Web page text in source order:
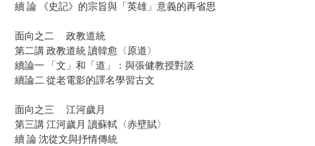
續 論 《史記》的宗旨與「英雄」意義的再省思
面向之二 政教道統
第二講 政教道統 讀韓愈〈原道〉
續論一 「文」和「道」：與張健教授對談
續論二 從老電影的譯名學習古文
面向之三 江河歲月
第三講 江河歲月 讀蘇軾〈赤壁賦〉
續 論 沈從文與抒情傳統